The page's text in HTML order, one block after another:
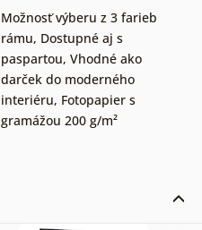
Možnosť výberu z 3 farieb
rámu, Dostupné aj s
paspartou, Vhodné ako
darček do moderného
interiéru, Fotopapier s
gramážou 200 g/m²